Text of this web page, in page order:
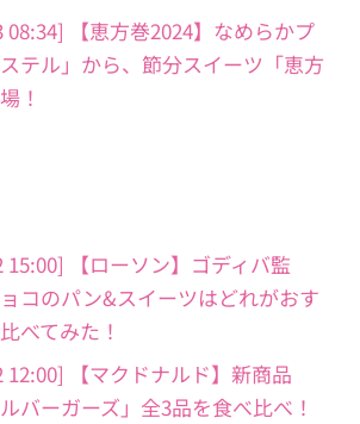
08:34] 【恵方巻2024】なめらかプ
テル」から、節分スイーツ「恵方
！
15:00] 【ローソン】ゴディバ監
コのパン&スイーツはどれがおす
べてみた！
12:00] 【マクドナルド】新商品
ルバーガーズ」全3品を食べ比べ！